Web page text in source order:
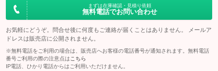
まずは在庫確認・見積り依頼
無料電話でお問い合わせ
お気軽にどうぞ。問合せ後に何度もご連絡が届くことはありません。 メールア
ドレスは販売店に公開されません。
※無料電話をご利用の場合は、販売店へお客様の電話番号が通知されます。無料電話
番号ご利用の際の注意点は こちら
IP電話、ひかり電話からはご利用いただけません。